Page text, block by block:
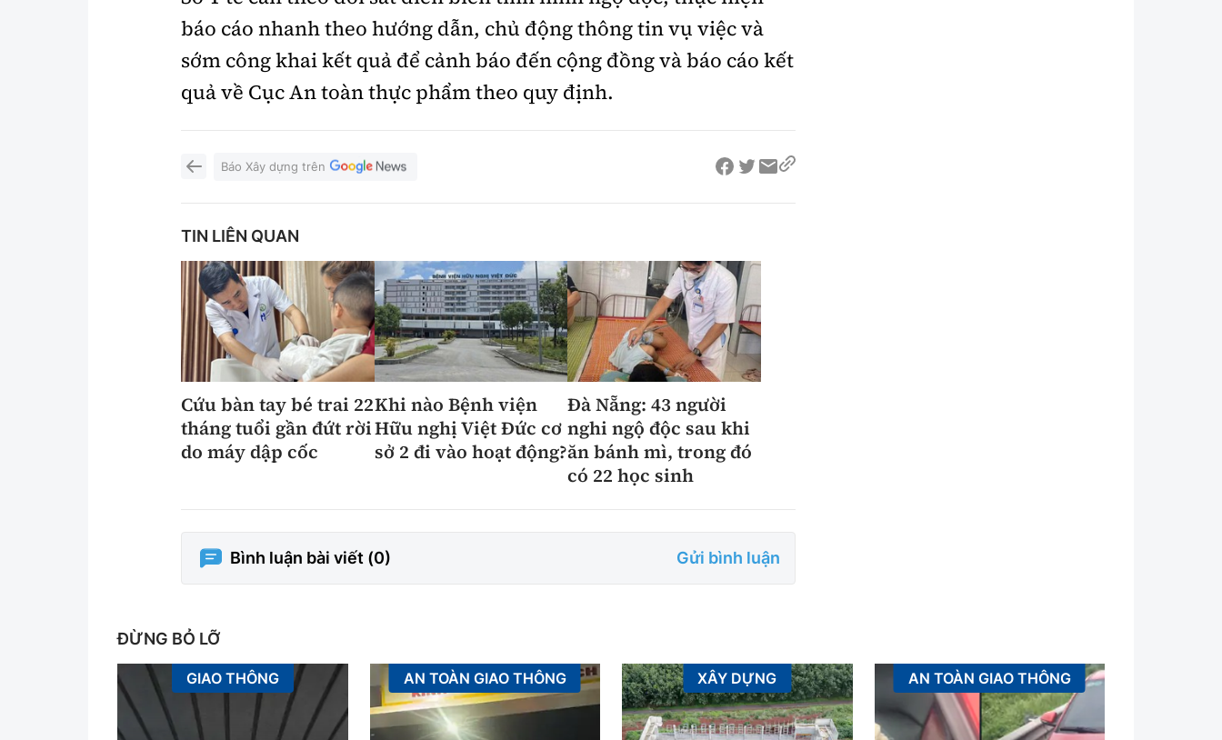
báo cáo nhanh theo hướng dẫn, chủ động thông tin vụ việc và
sớm công khai kết quả để cảnh báo đến cộng đồng và báo cáo kết
quả về Cục An toàn thực phẩm theo quy định.
Báo Xây dựng trên
TIN LIÊN QUAN
Cứu bàn tay bé trai 22
tháng tuổi gần đứt rời
do máy dập cốc
Khi nào Bệnh viện
Hữu nghị Việt Đức cơ
sở 2 đi vào hoạt động?
Đà Nẵng: 43 người
nghi ngộ độc sau khi
ăn bánh mì, trong đó
có 22 học sinh
Bình luận bài viết (0) Gửi bình luận
ĐỪNG BỎ LỠ
GIAO THÔNG AN TOÀN GIAO THÔNG XÂY DỰNG AN TOÀN GIAO THÔNG